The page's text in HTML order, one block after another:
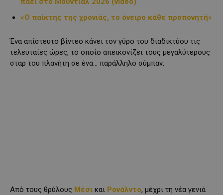
«Ο παίκτης της χρονιάς, το όνειρο κάθε προπονητή»
Ένα απίστευτο βίντεο κάνει τον γύρο του διαδικτύου τις
τελευταίες ώρες, το οποίο απεικονίζει τους μεγαλύτερους
σταρ του πλανήτη σε ένα… παράλληλο σύμπαν.
Από τους θρύλους Μέσι και Ρονάλντο, μέχρι τη νέα γενιά